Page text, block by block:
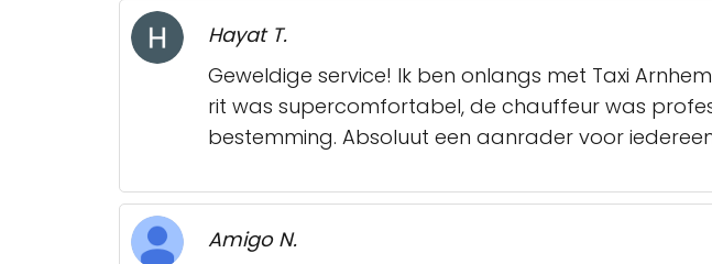
Hayat T.
Geweldige service! Ik ben onlangs met Taxi
rit was supercomfortabel, de chauffeur was
bestemming. Absoluut een aanrader voor
Amigo N.